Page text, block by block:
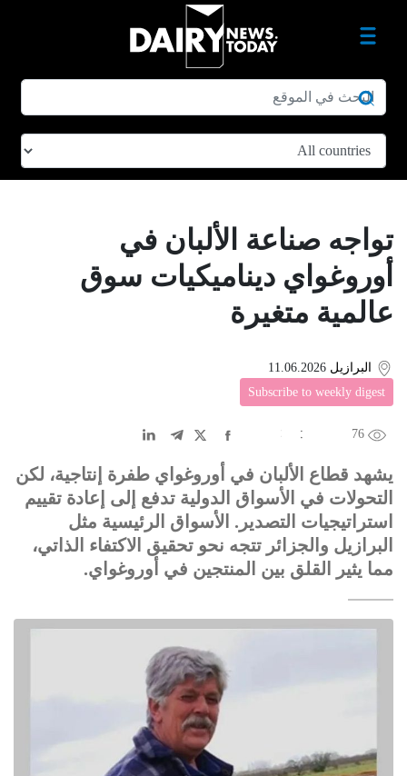
تواجه صناعة الألبان في
أوروغواي ديناميكيات سوق
عالمية متغيرة
البرازيل 11.06.2026
Subscribe to weekly digest
76
中文
DE عربى
يشهد قطاع الألبان في أوروغواي طفرة إنتاجية، لكن
التحولات في الأسواق الدولية تدفع إلى إعادة تقييم
استراتيجيات التصدير. الأسواق الرئيسية مثل
البرازيل والجزائر تتجه نحو تحقيق الاكتفاء الذاتي،
مما يثير القلق بين المنتجين في أوروغواي.